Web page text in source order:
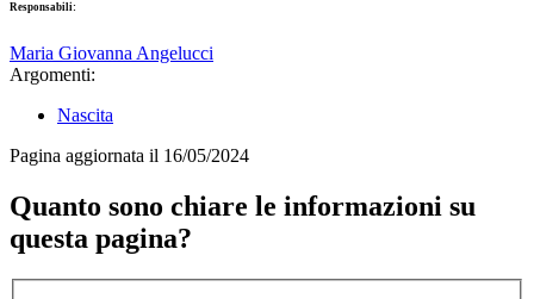
Responsabili:
Maria Giovanna Angelucci
Argomenti:
Nascita
Pagina aggiornata il 16/05/2024
Quanto sono chiare le informazioni su
questa pagina?